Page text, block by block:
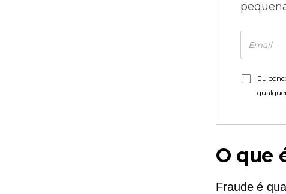
Eu
O que
Fraude é